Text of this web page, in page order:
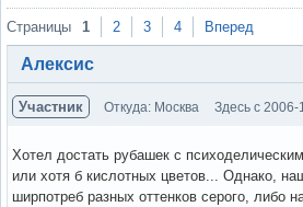
Страницы 1 2 3 4 Вперед
Алексис
Участник Откуда: Москва Здесь с 2006-
Хотел достать рубашек с
или хотя б кислотных цветов... Однако,
ширпотреб разных оттенков серого, либо